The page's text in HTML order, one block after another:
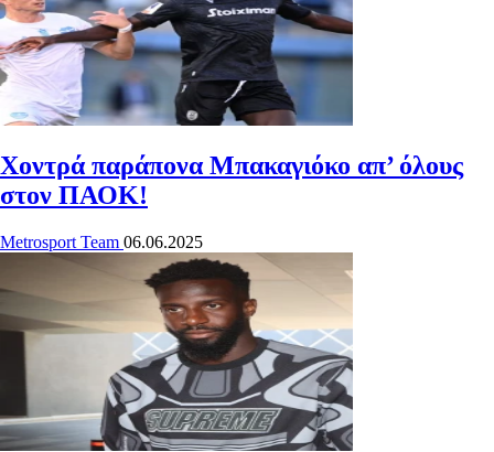
Χοντρά παράπονα Μπακαγιόκο απ’ όλους
στον ΠΑΟΚ!
Metrosport Team 06.06.2025